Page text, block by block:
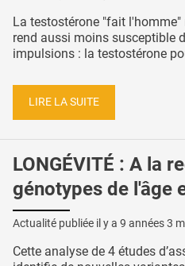
La testostérone "fait
rend aussi moins susceptible
impulsions : la testostérone
LIRE LA SUITE
LONGÉVITÉ : A la
génotypes de l'âge
Actualité publiée il y a 9 années 3
Cette analyse de 4 études